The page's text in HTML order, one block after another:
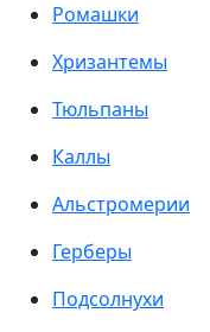
Ромашки
Хризантемы
Тюльпаны
Каллы
Альстромерии
Герберы
Подсолнухи